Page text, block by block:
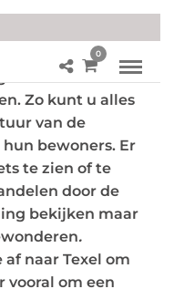
0
en oud om van
Zo kunt u alles
van de
bewoners. Er
te zien of te
door de
bekijken maar
.
naar Texel om
vooral om een